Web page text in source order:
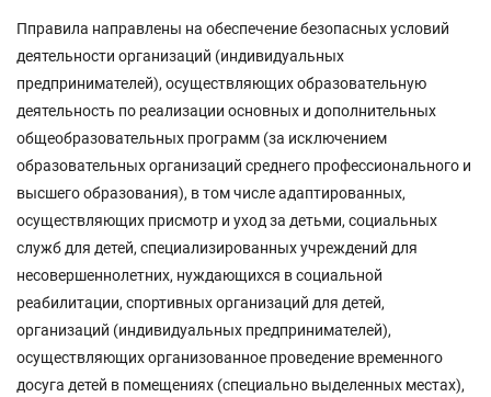
Пправила направлены на обеспечение безопасных условий
деятельности организаций (индивидуальных
предпринимателей), осуществляющих образовательную
деятельность по реализации основных и дополнительных
общеобразовательных программ (за исключением
образовательных организаций среднего профессионального и
высшего образования), в том числе адаптированных,
осуществляющих присмотр и уход за детьми, социальных
служб для детей, специализированных учреждений для
несовершеннолетних, нуждающихся в социальной
реабилитации, спортивных организаций для детей,
организаций (индивидуальных предпринимателей),
осуществляющих организованное проведение временного
досуга детей в помещениях (специально выделенных местах),